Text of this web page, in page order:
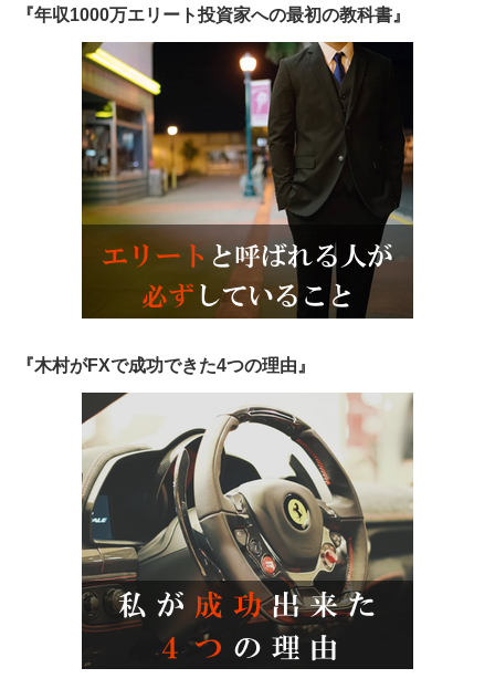
『年収1000万エリート投資家への最初の教科書』
『木村がFXで成功できた4つの理由』